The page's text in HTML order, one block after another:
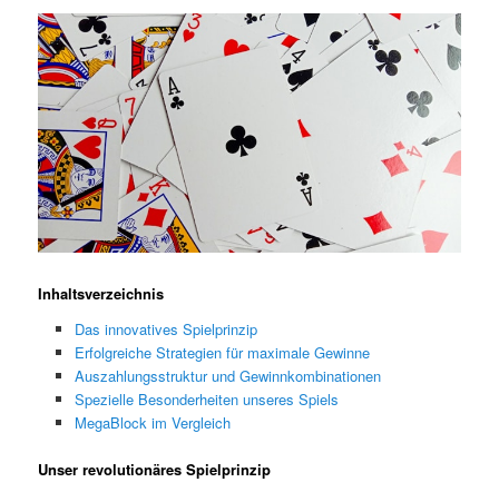
Inhaltsverzeichnis
Das innovatives Spielprinzip
Erfolgreiche Strategien für maximale Gewinne
Auszahlungsstruktur und Gewinnkombinationen
Spezielle Besonderheiten unseres Spiels
MegaBlock im Vergleich
Unser revolutionäres Spielprinzip